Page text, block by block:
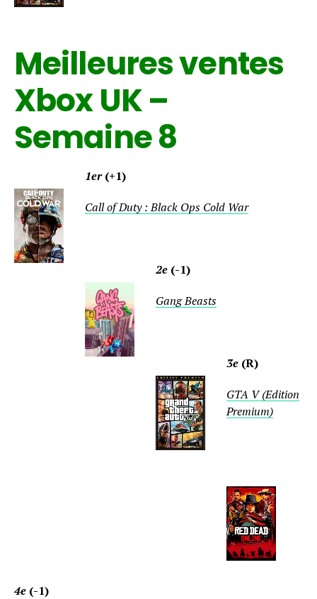
Meilleures ventes
Xbox UK –
Semaine 8
1er(+1)
Call of Duty : Black Ops Cold War
2e (-1)
Gang Beasts
3e (R)
GTA V (Edition
Premium)
4e (-1)